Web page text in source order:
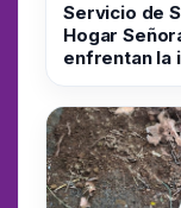
Servicio de
Hogar
enfrentan la